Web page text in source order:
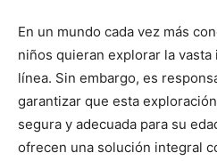
En un mundo cada vez más
niños quieran explorar la
línea. Sin embargo, es
garantizar que esta
segura y adecuada para su
ofrecen una solución integral